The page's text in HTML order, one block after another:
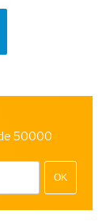
50000
OK